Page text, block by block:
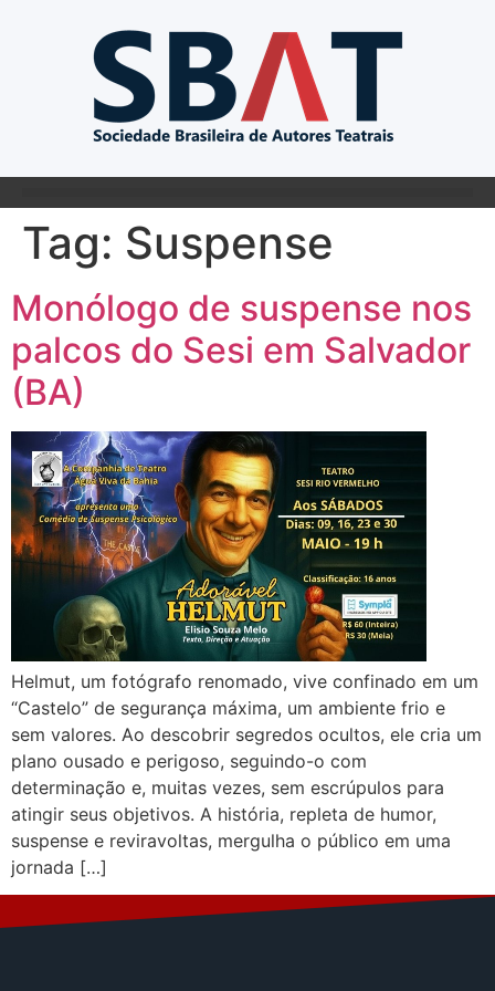
Tag: Suspense
Monólogo de suspense nos
palcos do Sesi em Salvador
(BA)
Helmut, um fotógrafo renomado, vive confinado em um
“Castelo” de segurança máxima, um ambiente frio e
sem valores. Ao descobrir segredos ocultos, ele cria um
plano ousado e perigoso, seguindo-o com
determinação e, muitas vezes, sem escrúpulos para
atingir seus objetivos. A história, repleta de humor,
suspense e reviravoltas, mergulha o público em uma
jornada […]